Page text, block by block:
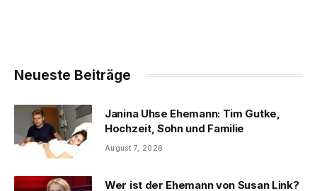
Neueste Beiträge
Janina Uhse Ehemann: Tim Gutke,
Hochzeit, Sohn und Familie
August 7, 2026
Wer ist der Ehemann von Susan Link?